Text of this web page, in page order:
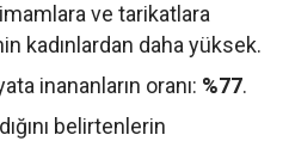
ve tarikatlara
kadınlardan daha yüksek.
inananların oranı: %77.
belirtenlerin